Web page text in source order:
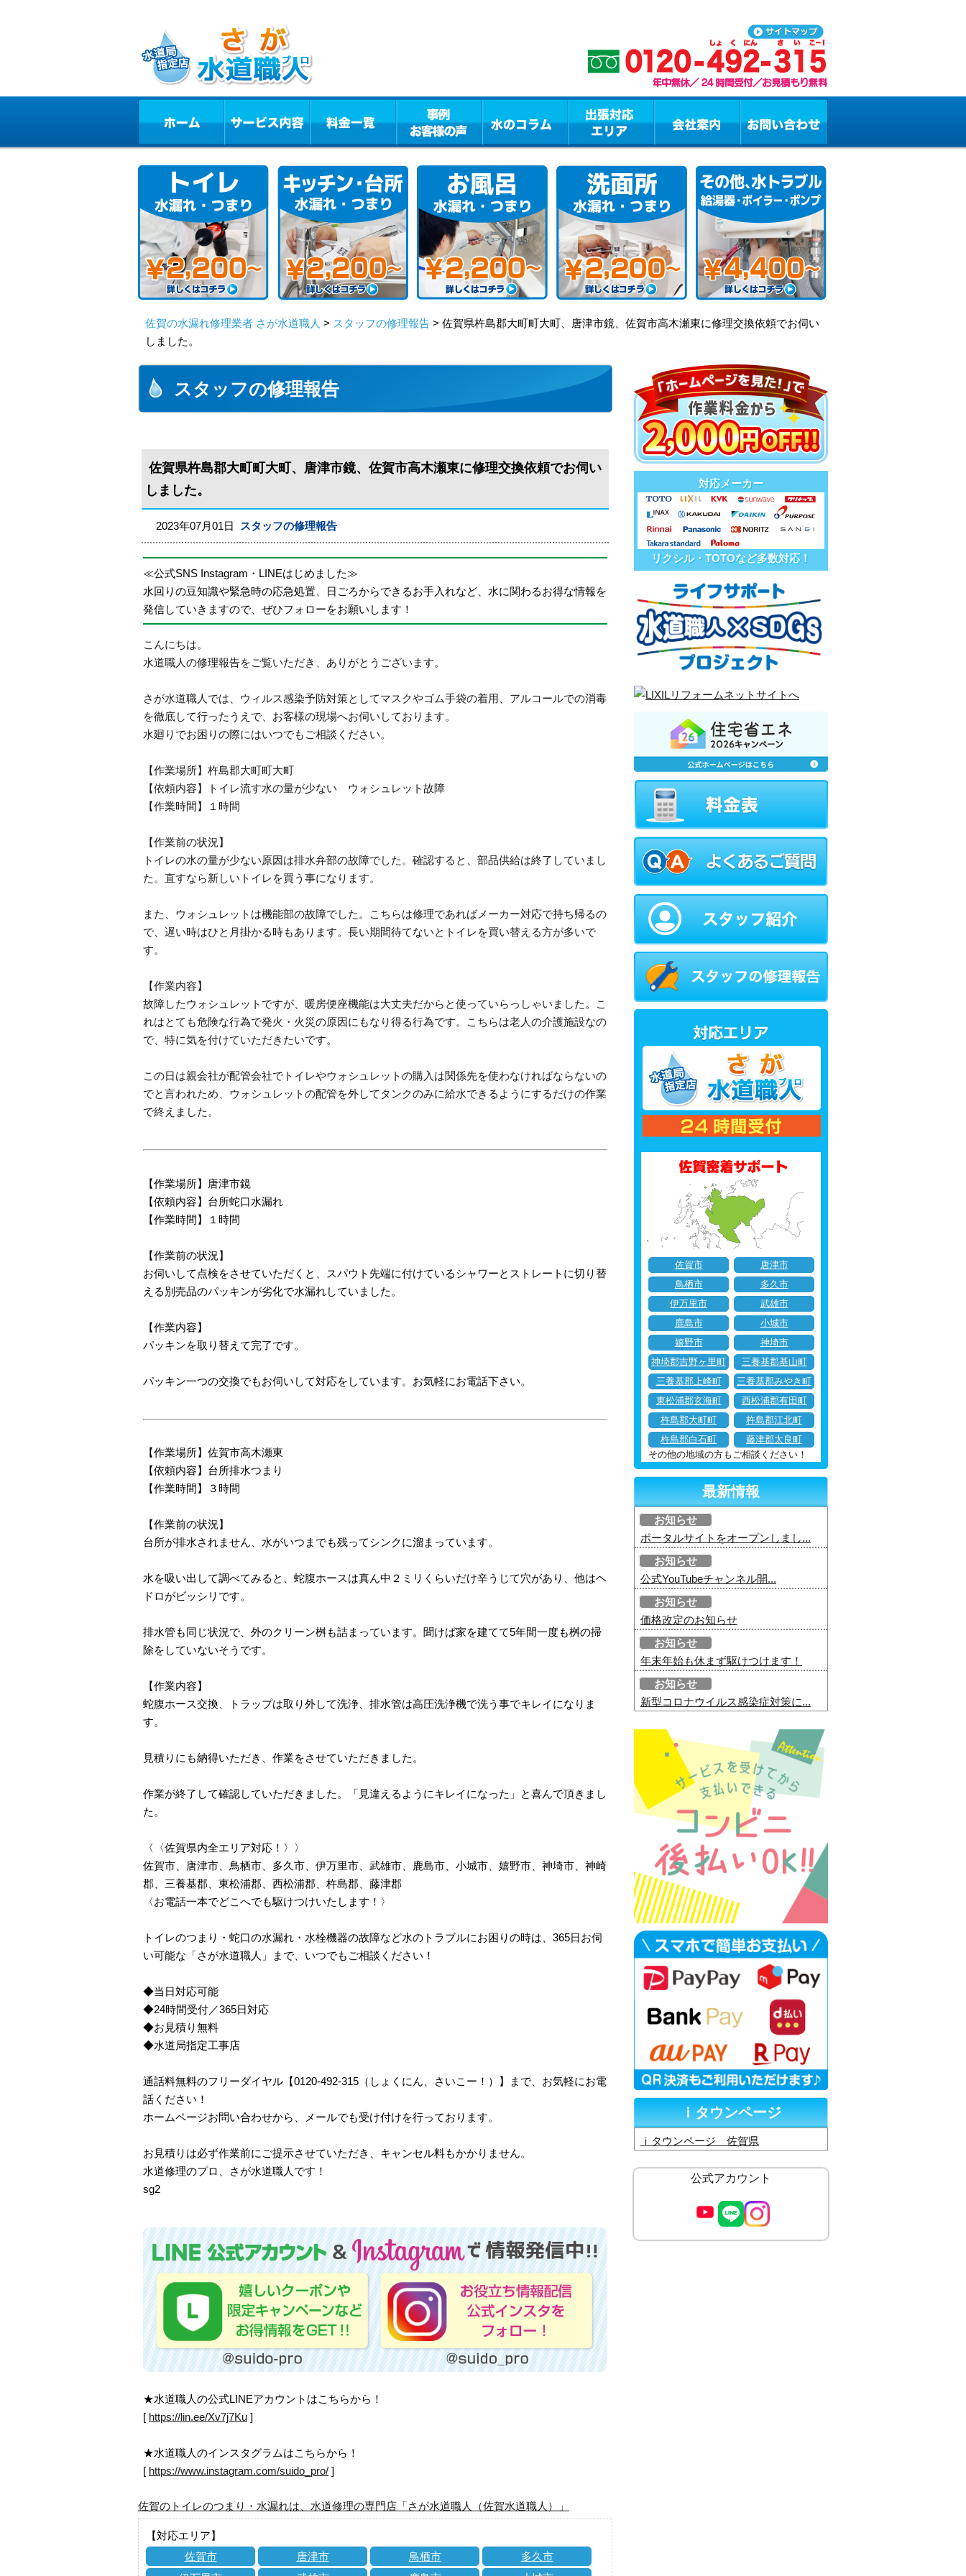
佐賀の水漏れ修理業者 さが水道職人 > スタッフの修理報告 > 佐賀県杵島郡大町町大町、唐津市鏡、佐賀市高木瀬東に修理交換依頼でお伺い
しました。
スタッフの修理報告
佐賀県杵島郡大町町大町、唐津市鏡、佐賀市高木瀬東に修理交換依頼でお伺い
しました。
2023年07月01日 スタッフの修理報告
≪公式SNS Instagram・LINEはじめました≫
水回りの豆知識や緊急時の応急処置、日ごろからできるお手入れなど、水に関わるお得な情報を
発信していきますので、ぜひフォローをお願いします！
こんにちは。
水道職人の修理報告をご覧いただき、ありがとうございます。
さが水道職人では、ウィルス感染予防対策としてマスクやゴム手袋の着用、アルコールでの消毒
を徹底して行ったうえで、お客様の現場へお伺いしております。
水廻りでお困りの際にはいつでもご相談ください。
【作業場所】杵島郡大町町大町
【依頼内容】トイレ流す水の量が少ない ウォシュレット故障
【作業時間】１時間
【作業前の状況】
トイレの水の量が少ない原因は排水弁部の故障でした。確認すると、部品供給は終了していまし
た。直すなら新しいトイレを買う事になります。
また、ウォシュレットは機能部の故障でした。こちらは修理であればメーカー対応で持ち帰るの
で、遅い時はひと月掛かる時もあります。長い期間待てないとトイレを買い替える方が多いで
す。
【作業内容】
故障したウォシュレットですが、暖房便座機能は大丈夫だからと使っていらっしゃいました。こ
れはとても危険な行為で発火・火災の原因にもなり得る行為です。こちらは老人の介護施設なの
で、特に気を付けていただきたいです。
この日は親会社が配管会社でトイレやウォシュレットの購入は関係先を使わなければならないの
でと言われため、ウォシュレットの配管を外してタンクのみに給水できるようにするだけの作業
で終えました。
【作業場所】唐津市鏡
【依頼内容】台所蛇口水漏れ
【作業時間】１時間
【作業前の状況】
お伺いして点検をさせていただくと、スパウト先端に付けているシャワーとストレートに切り替
える別売品のパッキンが劣化で水漏れしていました。
【作業内容】
パッキンを取り替えて完了です。
パッキン一つの交換でもお伺いして対応をしています。お気軽にお電話下さい。
【作業場所】佐賀市高木瀬東
【依頼内容】台所排水つまり
【作業時間】３時間
【作業前の状況】
台所が排水されません、水がいつまでも残ってシンクに溜まっています。
水を吸い出して調べてみると、蛇腹ホースは真ん中２ミリくらいだけ辛うじて穴があり、他はヘ
ドロがビッシリです。
排水管も同じ状況で、外のクリーン桝も詰まっています。聞けば家を建てて5年間一度も桝の掃
除をしていないそうです。
【作業内容】
蛇腹ホース交換、トラップは取り外して洗浄、排水管は高圧洗浄機で洗う事でキレイになりま
す。
見積りにも納得いただき、作業をさせていただきました。
作業が終了して確認していただきました。「見違えるようにキレイになった」と喜んで頂きまし
た。
〈〈佐賀県内全エリア対応！〉〉
佐賀市、唐津市、鳥栖市、多久市、伊万里市、武雄市、鹿島市、小城市、嬉野市、神埼市、神崎
郡、三養基郡、東松浦郡、西松浦郡、杵島郡、藤津郡
〈お電話一本でどこへでも駆けつけいたします！〉
トイレのつまり・蛇口の水漏れ・水栓機器の故障など水のトラブルにお困りの時は、365日お伺
い可能な「さが水道職人」まで、いつでもご相談ください！
◆当日対応可能
◆24時間受付／365日対応
◆お見積り無料
◆水道局指定工事店
通話料無料のフリーダイヤル【0120-492-315（しょくにん、さいこー！）】まで、お気軽にお電
話ください！
ホームページお問い合わせから、メールでも受け付けを行っております。
お見積りは必ず作業前にご提示させていただき、キャンセル料もかかりません。
水道修理のプロ、さが水道職人です！
sg2
★水道職人の公式LINEアカウントはこちらから！
[ https://lin.ee/Xv7j7Ku ]
★水道職人のインスタグラムはこちらから！
[ https://www.instagram.com/suido_pro/ ]
佐賀のトイレのつまり・水漏れは、水道修理の専門店「さが水道職人（佐賀水道職人）」
【対応エリア】
佐賀市
唐津市 鳥栖市
多久市
対応メーカー
リクシル・TOTOなど多数対応！
佐賀市
唐津市
鳥栖市
多久市
伊万里市
武雄市
鹿島市
小城市
嬉野市
神埼市
神埼郡吉野ヶ里町
三養基郡基山町
三養基郡上峰町
三養基郡みやき町
東松浦郡玄海町
西松浦郡有田町
杵島郡大町町
杵島郡江北町
杵島郡白石町
藤津郡太良町
その他の地域の方もご相談ください！
最新情報
お知らせ
ポータルサイトをオープンしまし...
お知らせ
公式YouTubeチャンネル開...
お知らせ
価格改定のお知らせ
お知らせ
年末年始も休まず駆けつけます！
お知らせ
新型コロナウイルス感染症対策に...
ｉタウンページ
ｉタウンページ 佐賀県
公式アカウント